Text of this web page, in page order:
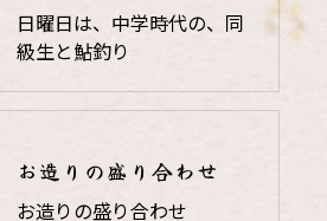
日曜日は、中学時代の、同
級生と鮎釣り
お造りの盛り合わせ
お造りの盛り合わせ